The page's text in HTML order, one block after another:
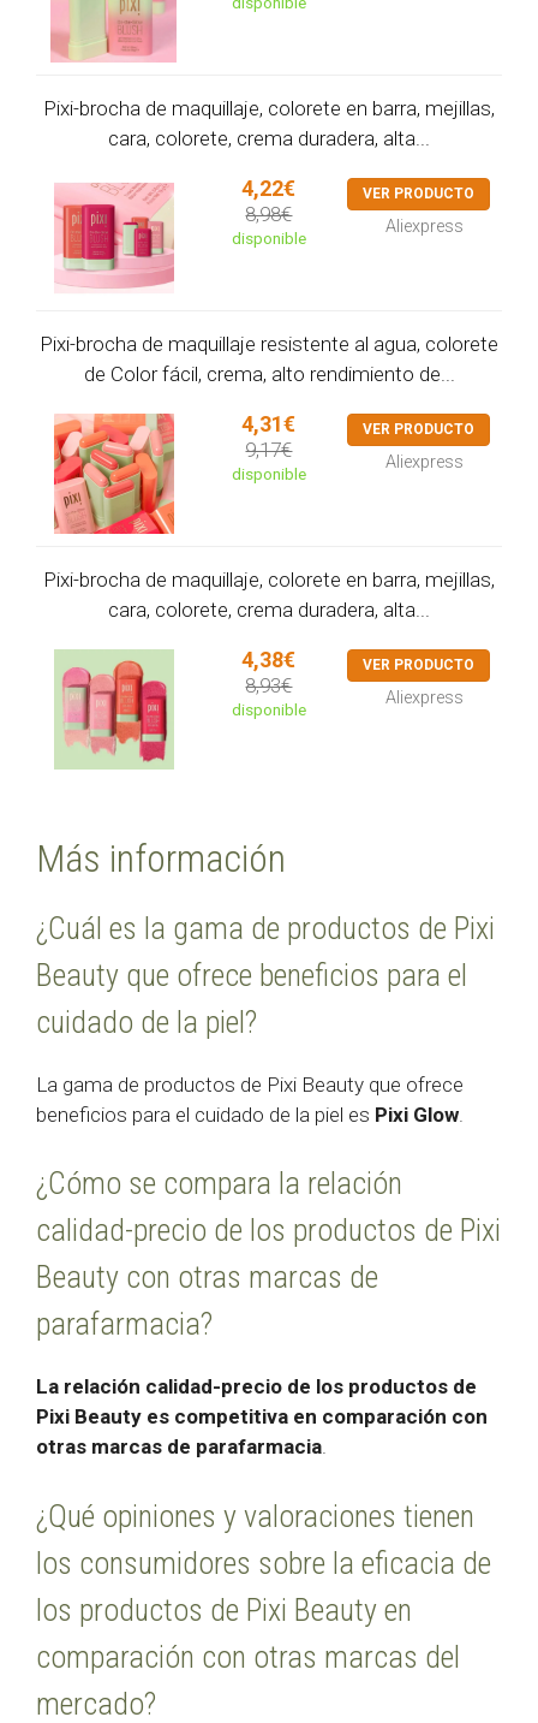
Pixi-brocha de maquillaje, colorete en barra, mejillas,
cara, colorete, crema duradera, alta...
4,22€
8,98€
disponible
VER PRODUCTO
Aliexpress
Pixi-brocha de maquillaje resistente al agua, colorete
de Color fácil, crema, alto rendimiento de...
4,31€
9,17€
disponible
VER PRODUCTO
Aliexpress
Pixi-brocha de maquillaje, colorete en barra, mejillas,
cara, colorete, crema duradera, alta...
4,38€
8,93€
disponible
VER PRODUCTO
Aliexpress
Más información
¿Cuál es la gama de productos de Pixi
Beauty que ofrece beneficios para el
cuidado de la piel?
La gama de productos de Pixi Beauty que ofrece
beneficios para el cuidado de la piel es Pixi Glow
¿Cómo se compara la relación
calidad-precio de los productos de Pixi
Beauty con otras marcas de
parafarmacia?
La relación calidad-precio de los productos de
Pixi Beauty es competitiva en comparación con
otras marcas de parafarmacia.
¿Qué opiniones y valoraciones tienen
los consumidores sobre la eficacia de
los productos de Pixi Beauty en
comparación con otras marcas del
mercado?